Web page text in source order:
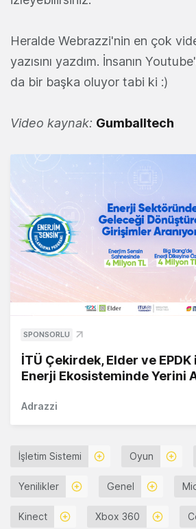
Heralde Webrazzi'nin en çok
yazısını yazdım. İnsanın
da bir başka oluyor tabi ki :)
Video kaynak: Gumballtech
SPONSORLU
İTÜ Çekirdek, Elder ve
Enerji Ekosisteminde Yerini
Adrazzi
İşletim Sistemi Oyun
Yenilikler Genel
Kinect Xbox 360